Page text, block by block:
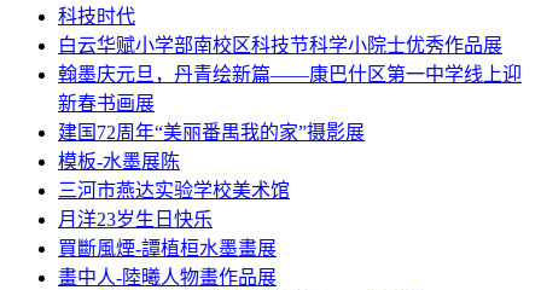
科技时代
白云华赋小学部南校区科技节科学小院士优秀作品展
翰墨庆元旦，丹青绘新篇——康巴什区第一中学线上迎
新春书画展
建国72周年“美丽番禺我的家”摄影展
模板-水墨展陈
三河市燕达实验学校美术馆
月洋23岁生日快乐
買斷風煙-譚植桓水墨畫展
畫中人-陸曦人物畫作品展